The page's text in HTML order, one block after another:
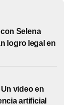
Selena
logro legal en
video en
artificial